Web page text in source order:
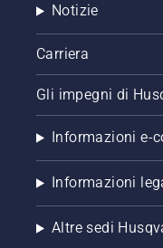
Notizie
Carriera
Gli impegni di
Informazioni e-
Informazioni
Altre sedi